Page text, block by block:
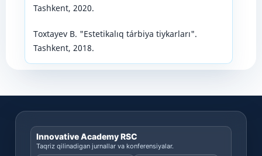
Tashkent, 2020.
Toxtayev B. "Estetikalıq tárbiya tiykarları".
Tashkent, 2018.
Innovative Academy RSC
Taqriz qilinadigan jurnallar va konferensiyalar.